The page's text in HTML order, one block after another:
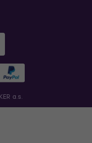
a.s.